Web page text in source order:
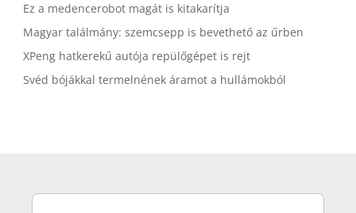
Ez a medencerobot magát is kitakarítja
Magyar találmány: szemcsepp is bevethető az űrben
XPeng hatkerekű autója repülőgépet is rejt
Svéd bójákkal termelnének áramot a hullámokból